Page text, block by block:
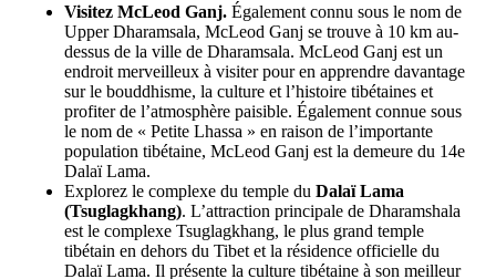
Visitez McLeod Ganj. Également connu sous le nom de
Upper Dharamsala, McLeod Ganj se trouve à 10 km au-
dessus de la ville de Dharamsala. McLeod Ganj est un
endroit merveilleux à visiter pour en apprendre davantage
sur le bouddhisme, la culture et l’histoire tibétaines et
profiter de l’atmosphère paisible. Également connue sous
le nom de « Petite Lhassa » en raison de l’importante
population tibétaine, McLeod Ganj est la demeure du 14e
Dalaï Lama.
Explorez le complexe du temple du Dalaï Lama
(Tsuglagkhang). L’attraction principale de Dharamshala
est le complexe Tsuglagkhang, le plus grand temple
tibétain en dehors du Tibet et la résidence officielle du
Dalaï Lama. Il présente la culture tibétaine à son meilleur